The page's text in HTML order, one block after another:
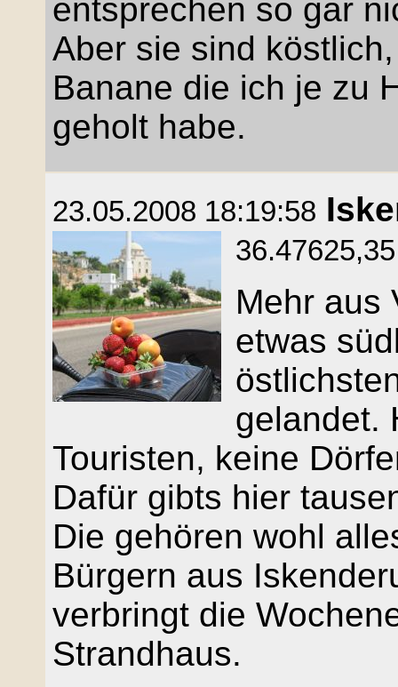
entsprechen so gar
Aber sie sind
Banane die ich je zu
geholt habe.
23.05.2008 18:19:58
Mehr aus
etwas
gelandet.
Touristen, keine
Dafür gibts hier
Die gehören wohl
Bürgern aus
verbringt die
Strandhaus.